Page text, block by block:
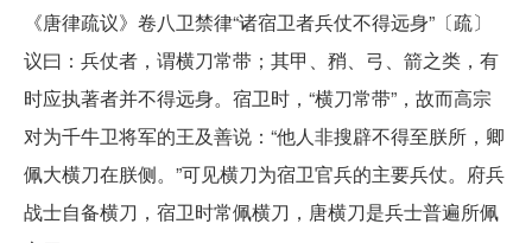
《唐律疏议》卷八卫禁律“诸宿卫者兵仗不得远身”〔疏〕
议曰：兵仗者，谓横刀常带；其甲、矟、弓、箭之类，有
时应执著者并不得远身。宿卫时，“横刀常带”，故而高宗
对为千牛卫将军的王及善说：“他人非搜辟不得至朕所，卿
佩大横刀在朕侧。”可见横刀为宿卫官兵的主要兵仗。府兵
战士自备横刀，宿卫时常佩横刀，唐横刀是兵士普遍所佩